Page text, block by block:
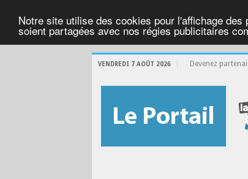
Notre site utilise des cookies pour l'affichage
soient partagées avec nos régies publicitaires
VENDREDI 7 AOÛT 2026 Devenez